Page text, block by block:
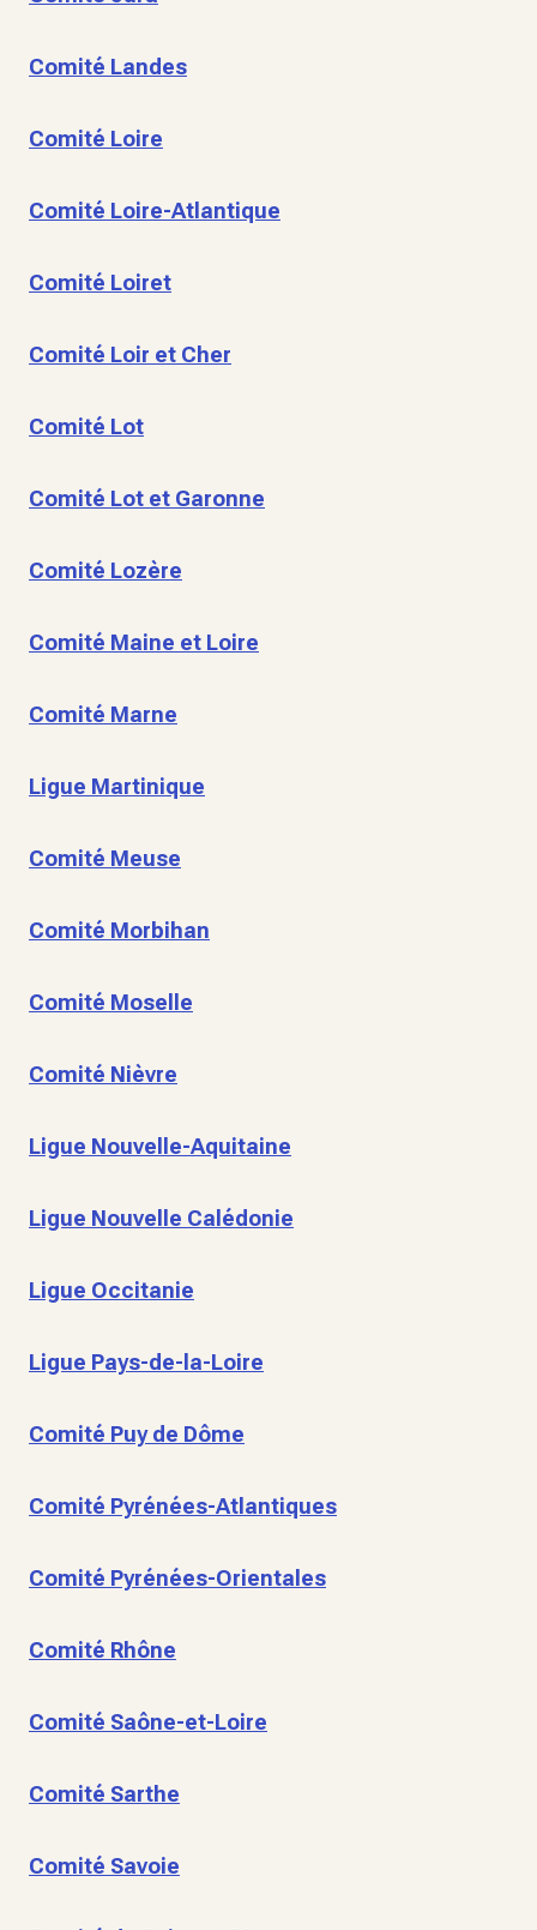
Comité Landes
Comité Loire
Comité Loire-Atlantique
Comité Loiret
Comité Loir et Cher
Comité Lot
Comité Lot et Garonne
Comité Lozère
Comité Maine et Loire
Comité Marne
Ligue Martinique
Comité Meuse
Comité Morbihan
Comité Moselle
Comité Nièvre
Ligue Nouvelle-Aquitaine
Ligue Nouvelle Calédonie
Ligue Occitanie
Ligue Pays-de-la-Loire
Comité Puy de Dôme
Comité Pyrénées-Atlantiques
Comité Pyrénées-Orientales
Comité Rhône
Comité Saône-et-Loire
Comité Sarthe
Comité Savoie